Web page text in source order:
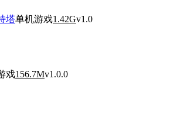
塔单机游戏1.42Gv1.0
戏156.7Mv1.0.0